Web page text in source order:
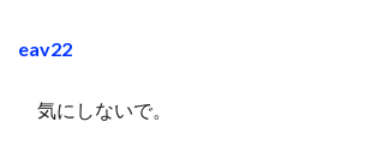
eav22
気にしないで。